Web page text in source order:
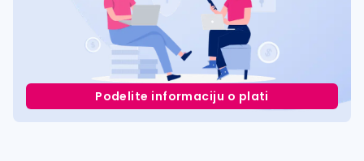
Podelite informaciju o plati